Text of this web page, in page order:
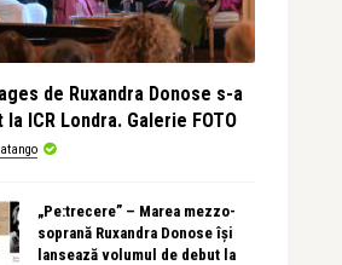
de Ruxandra Donose s-a
la ICR Londra. Galerie FOTO
„Pe:trecere” – Marea mezzo-
soprană Ruxandra Donose își
lansează volumul de debut la